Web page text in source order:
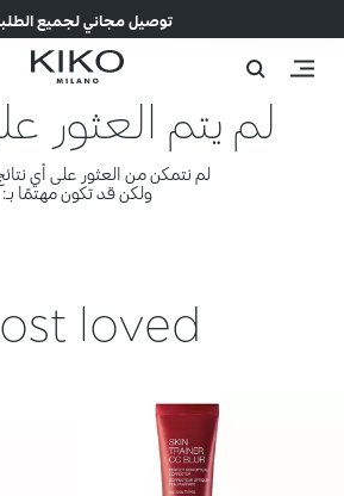
توصيل مجاني لجميع
لم يتم العثور
لم نتمكن من العثور على أي
ولكن قد تكون مهتمًا بـ:
loved